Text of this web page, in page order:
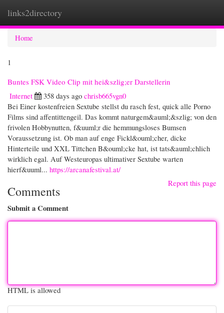
links2directory
Home
1
Buntes FSK Video Clip mit hei&szlig;er Darstellerin
Internet
358 days ago chrisb665vgn0
Bei Einer kostenfreien Sextube stellst du rasch fest, quick alle Porno
Films sind affentittengeil. Das kommt naturgem&auml;&szlig; von den
frivolen Hobbynutten, f&uuml;r die hemmungsloses Bumsen
Voraussetzung ist. Ob man auf enge Fickl&ouml;cher, dicke
Hinterteile und XXL Tittchen B&ouml;cke hat, ist tats&auml;chlich
wirklich egal. Auf Westeuropas ultimativer Sextube warten
hierf&uuml... https://arcanafestival.at/
Report this page
Comments
Submit a Comment
HTML is allowed